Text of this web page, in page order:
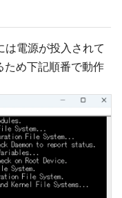
電源が投入されて
ため下記順番で動作